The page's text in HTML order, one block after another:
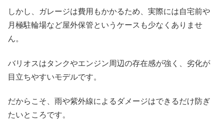
しかし、ガレージは費用もかかるため、実際には自宅前や
月極駐輪場など屋外保管というケースも少なくありませ
ん。
バリオスはタンクやエンジン周辺の存在感が強く、劣化が
目立ちやすいモデルです。
だからこそ、雨や紫外線によるダメージはできるだけ防ぎ
たいところです。